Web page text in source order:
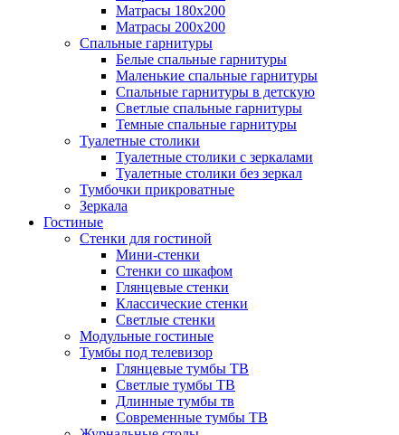
Матрасы 180х200
Матрасы 200х200
Спальные гарнитуры
Белые спальные гарнитуры
Маленькие спальные гарнитуры
Спальные гарнитуры в детскую
Светлые спальные гарнитуры
Темные спальные гарнитуры
Туалетные столики
Туалетные столики с зеркалами
Туалетные столики без зеркал
Тумбочки прикроватные
Зеркала
Гостиные
Стенки для гостиной
Мини-стенки
Стенки со шкафом
Глянцевые стенки
Классические стенки
Светлые стенки
Модульные гостиные
Тумбы под телевизор
Глянцевые тумбы ТВ
Светлые тумбы ТВ
Длинные тумбы тв
Современные тумбы ТВ